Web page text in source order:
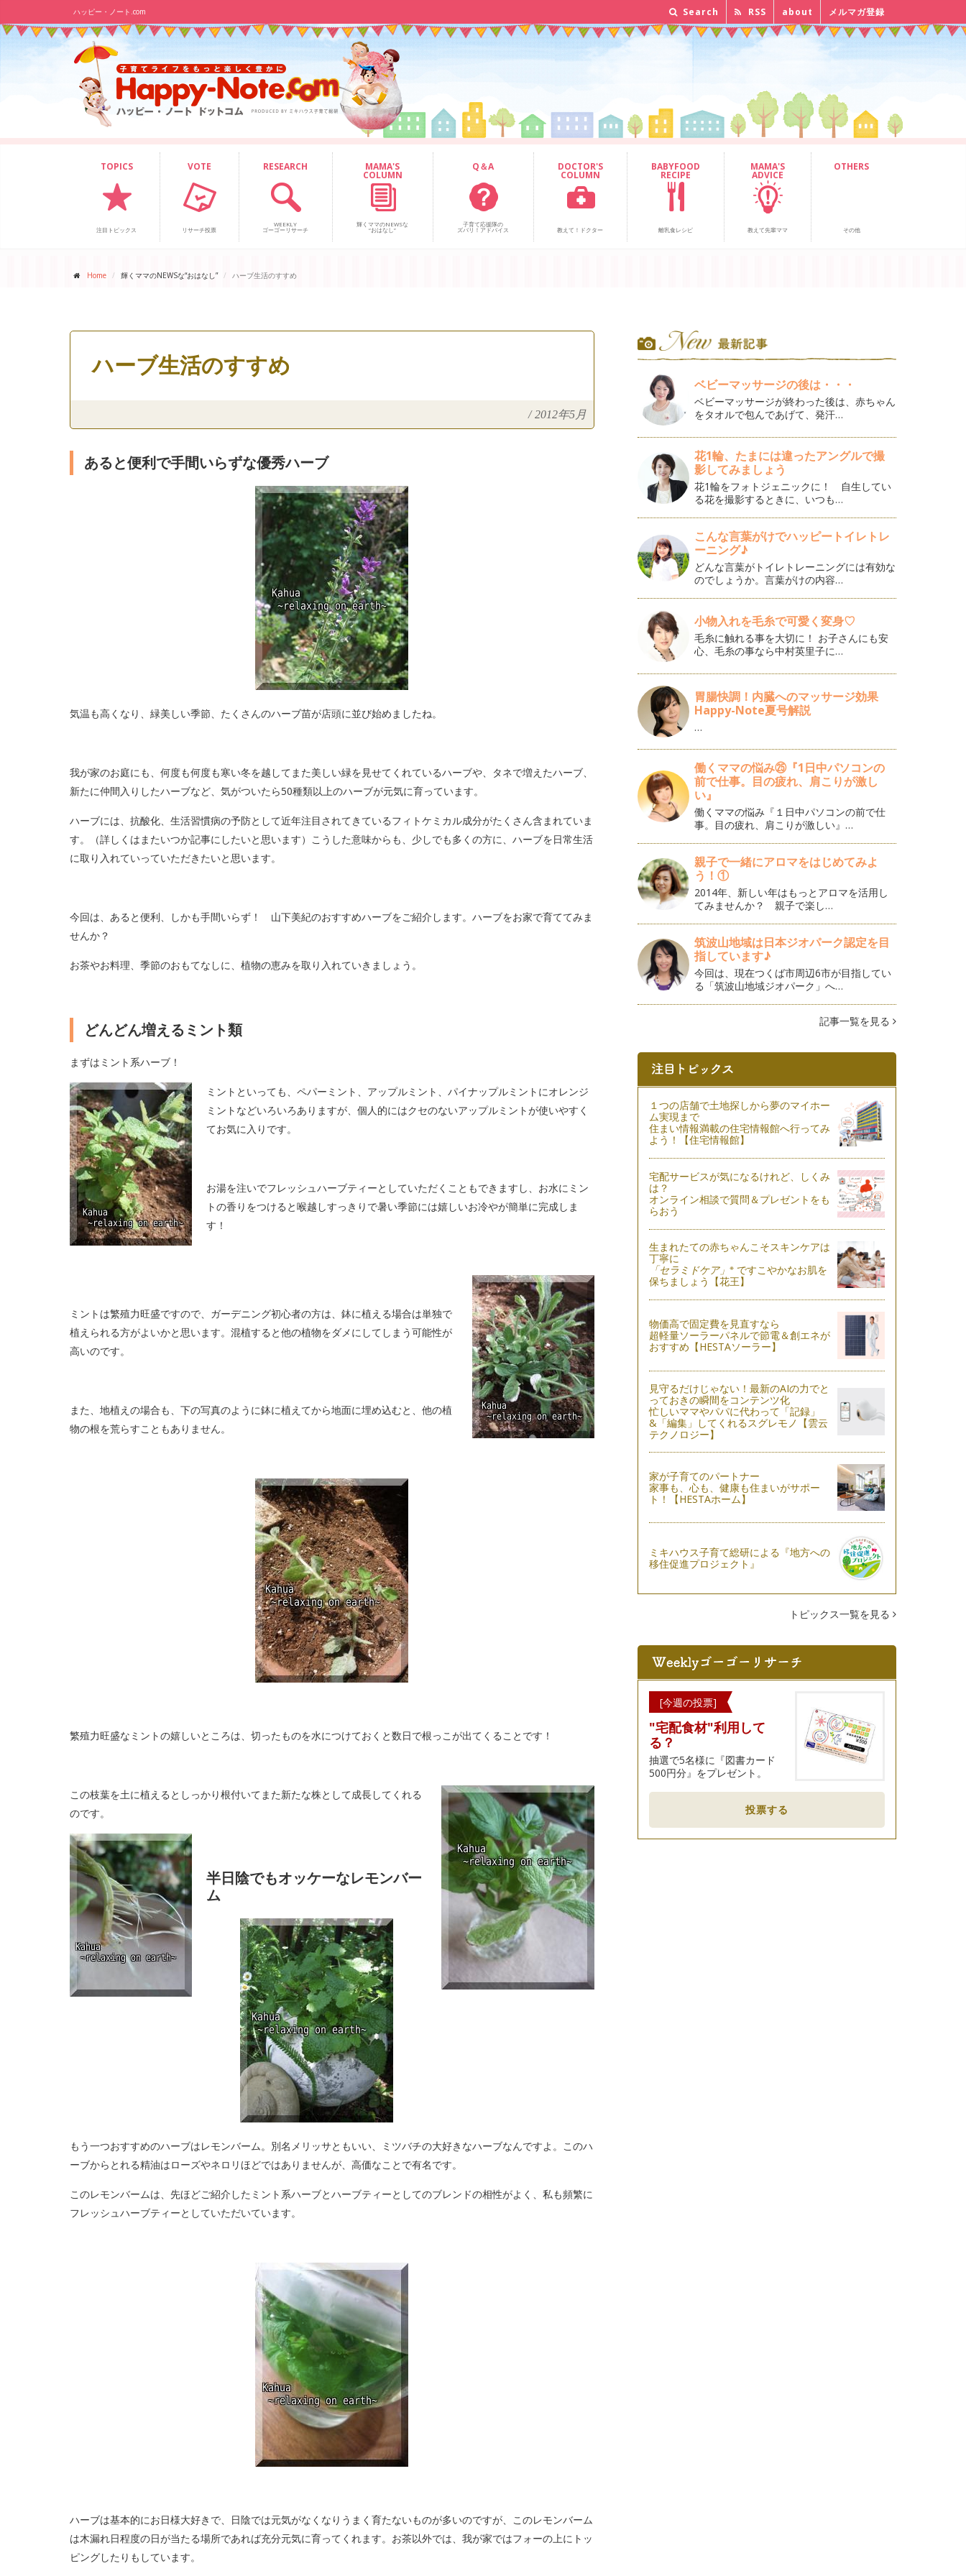
ハッピー・ノート.com Search RSS about メルマガ登録
TOPICS
注目トピックス
VOTE
リサーチ投票
RESEARCH
WEEKLY
ゴーゴーリサーチ
MAMA'S
COLUMN
輝くママのNEWSな
“おはなし”
Q＆A
子育て応援隊の
ズバリ！アドバイス
DOCTOR'S
COLUMN
教えて！ドクター
BABYFOOD
RECIPE
離乳食レシピ
MAMA'S
ADVICE
教えて先輩ママ
OTHERS
その他
Home 輝くママのNEWSな“おはなし” ハーブ生活のすすめ
ハーブ生活のすすめ
/ 2012年5月
あると便利で手間いらずな優秀ハーブ
気温も高くなり、緑美しい季節、たくさんのハーブ苗が店頭に並び始めましたね。
我が家のお庭にも、何度も何度も寒い冬を越してまた美しい緑を見せてくれているハーブや、タネで増えたハーブ、
新たに仲間入りしたハーブなど、気がついたら50種類以上のハーブが元気に育っています。
ハーブには、抗酸化、生活習慣病の予防として近年注目されてきているフィトケミカル成分がたくさん含まれていま
す。（詳しくはまたいつか記事にしたいと思います）こうした意味からも、少しでも多くの方に、ハーブを日常生活
に取り入れていっていただきたいと思います。
今回は、あると便利、しかも手間いらず！ 山下美紀のおすすめハーブをご紹介します。ハーブをお家で育ててみま
せんか？
お茶やお料理、季節のおもてなしに、植物の恵みを取り入れていきましょう。
どんどん増えるミント類
まずはミント系ハーブ！
ミントといっても、ペパーミント、アップルミント、パイナップルミントにオレンジ
ミントなどいろいろありますが、個人的にはクセのないアップルミントが使いやすく
てお気に入りです。
お湯を注いでフレッシュハーブティーとしていただくこともできますし、お水にミン
トの香りをつけると喉越しすっきりで暑い季節には嬉しいお冷やが簡単に完成しま
す！
ミントは繁殖力旺盛ですので、ガーデニング初心者の方は、鉢に植える場合は単独で
植えられる方がよいかと思います。混植すると他の植物をダメにしてしまう可能性が
高いのです。
また、地植えの場合も、下の写真のように鉢に植えてから地面に埋め込むと、他の植
物の根を荒らすこともありません。
繁殖力旺盛なミントの嬉しいところは、切ったものを水につけておくと数日で根っこが出てくることです！
この枝葉を土に植えるとしっかり根付いてまた新たな株として成長してくれる
のです。
半日陰でもオッケーなレモンバー
ム
もう一つおすすめのハーブはレモンバーム。別名メリッサともいい、ミツバチの大好きなハーブなんですよ。このハ
ーブからとれる精油はローズやネロリほどではありませんが、高価なことで有名です。
このレモンバームは、先ほどご紹介したミント系ハーブとハーブティーとしてのブレンドの相性がよく、私も頻繁に
フレッシュハーブティーとしていただいています。
ハーブは基本的にお日様大好きで、日陰では元気がなくなりうまく育たないものが多いのですが、このレモンバーム
は木漏れ日程度の日が当たる場所であれば充分元気に育ってくれます。お茶以外では、我が家ではフォーの上にトッ
ピングしたりもしています。
ベビーマッサージの後は・・・
ベビーマッサージが終わった後は、赤ちゃん
をタオルで包んであげて、発汗…
花1輪、たまには違ったアングルで撮
影してみましょう
花1輪をフォトジェニックに！ 自生してい
る花を撮影するときに、いつも…
こんな言葉がけでハッピートイレトレ
ーニング♪
どんな言葉がトイレトレーニングには有効な
のでしょうか。言葉がけの内容…
小物入れを毛糸で可愛く変身♡
毛糸に触れる事を大切に！ お子さんにも安
心、毛糸の事なら中村英里子に…
胃腸快調！内臓へのマッサージ効果
Happy-Note夏号解説
…
働くママの悩み㉕『1日中パソコンの
前で仕事。目の疲れ、肩こりが激し
い』
働くママの悩み『１日中パソコンの前で仕
事。目の疲れ、肩こりが激しい』…
親子で一緒にアロマをはじめてみよ
う！①
2014年、新しい年はもっとアロマを活用し
てみませんか？ 親子で楽し…
筑波山地域は日本ジオパーク認定を目
指しています♪
今回は、現在つくば市周辺6市が目指してい
る「筑波山地域ジオパーク」へ…
記事一覧を見る
１つの店舗で土地探しから夢のマイホー
ム実現まで
住まい情報満載の住宅情報館へ行ってみ
よう！【住宅情報館】
宅配サービスが気になるけれど、しくみ
は？
オンライン相談で質問＆プレゼントをも
らおう
生まれたての赤ちゃんこそスキンケアは
丁寧に
「セラミドケア」 ※ですこやかなお肌を
保ちましょう【花王】
物価高で固定費を見直すなら
超軽量ソーラーパネルで節電＆創エネが
おすすめ【HESTAソーラー】
見守るだけじゃない！最新のAIの力でと
っておきの瞬間をコンテンツ化
忙しいママやパパに代わって「記録」
&「編集」してくれるスグレモノ【雲云
テクノロジー】
家が子育てのパートナー
家事も、心も、健康も住まいがサポー
ト！【HESTAホーム】
ミキハウス子育て総研による『地方への
移住促進プロジェクト』
トピックス一覧を見る
[今週の投票]
"宅配食材"利用して
る？
抽選で5名様に『図書カード
500円分』をプレゼント。
投票する